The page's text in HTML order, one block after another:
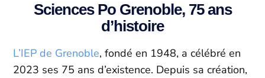
Sciences Po Grenoble, 75 ans
d’histoire
L’IEP de Grenoble, fondé en 1948, a célébré en
2023 ses 75 ans d’existence. Depuis sa création,